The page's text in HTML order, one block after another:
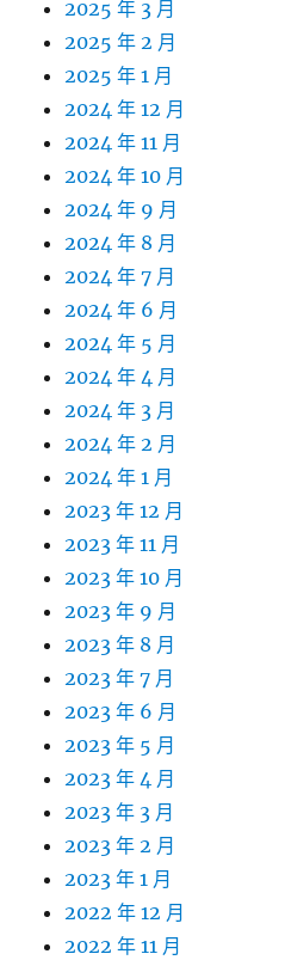
2025 年 3 月
2025 年 2 月
2025 年 1 月
2024 年 12 月
2024 年 11 月
2024 年 10 月
2024 年 9 月
2024 年 8 月
2024 年 7 月
2024 年 6 月
2024 年 5 月
2024 年 4 月
2024 年 3 月
2024 年 2 月
2024 年 1 月
2023 年 12 月
2023 年 11 月
2023 年 10 月
2023 年 9 月
2023 年 8 月
2023 年 7 月
2023 年 6 月
2023 年 5 月
2023 年 4 月
2023 年 3 月
2023 年 2 月
2023 年 1 月
2022 年 12 月
2022 年 11 月